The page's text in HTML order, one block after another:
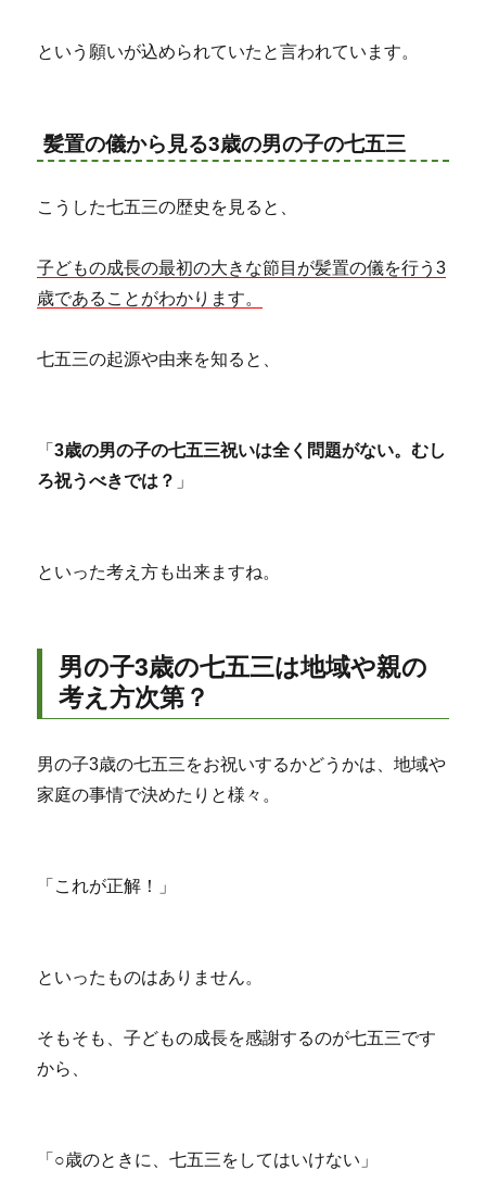
という願いが込められていたと言われています。
髪置の儀から見る3歳の男の子の七五三
こうした七五三の歴史を見ると、
子どもの成長の最初の大きな節目が髪置の儀を行う3
歳であることがわかります。
七五三の起源や由来を知ると、
「3歳の男の子の七五三祝いは全く問題がない。むし
ろ祝うべきでは？ 」
といった考え方も出来ますね。
男の子3歳の七五三は地域や親の
考え方次第？
男の子3歳の七五三をお祝いするかどうかは、地域や
家庭の事情で決めたりと様々。
「これが正解！」
といったものはありません。
そもそも、子どもの成長を感謝するのが七五三です
から、
「○歳のときに、七五三をしてはいけない」